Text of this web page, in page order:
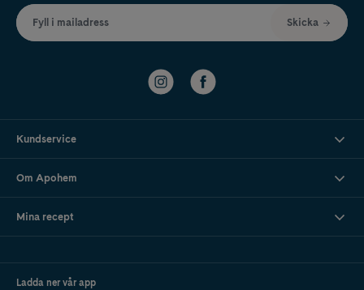
Fyll i mailadress Skicka
Kundservice
Om Apohem
Mina recept
Ladda ner vår app